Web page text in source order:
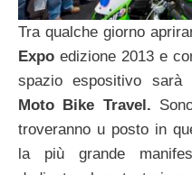
Tra qualche giorno
Expo edizione 2013 e
spazio espositivo sarà
Moto Bike Travel.
troveranno u posto in
la più grande